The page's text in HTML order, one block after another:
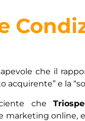
che il
acquirente” e la
che
online,